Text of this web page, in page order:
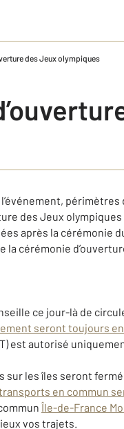
des Jeux olympiques
l’événement,
des Jeux
après la cérémonie
la cérémonie
ce jour-là de
seront toujours
est autorisé
les îles seront
en commun
Île-de-France
vos trajets.